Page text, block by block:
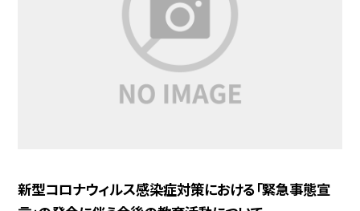
新型コロナウィルス感染症対策における「緊急事態宣